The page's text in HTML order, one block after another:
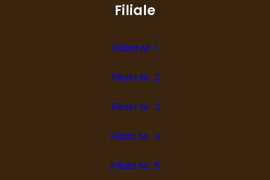
Filiale
Filiala Nr. 1
Filiala Nr. 2
Filiala Nr. 3
Filiala Nr. 4
Filiala Nr. 5